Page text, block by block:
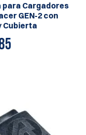
para Cargadores
GEN-2 con
Cubierta